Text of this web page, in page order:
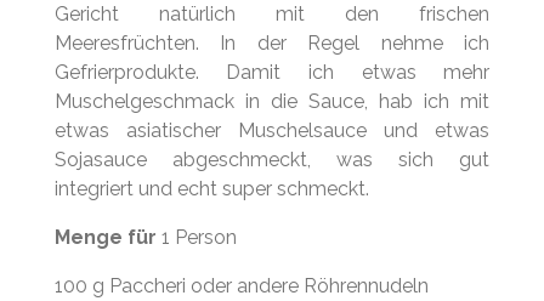
Gericht natürlich mit den frischen
Meeresfrüchten. In der Regel nehme ich
Gefrierprodukte. Damit ich etwas mehr
Muschelgeschmack in die Sauce, hab ich mit
etwas asiatischer Muschelsauce und etwas
Sojasauce abgeschmeckt, was sich gut
integriert und echt super schmeckt.
Menge für 1 Person
100 g Paccheri oder andere Röhrennudeln